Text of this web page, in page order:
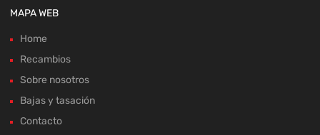
MAPA WEB
Home
Recambios
Sobre nosotros
Bajas y tasación
Contacto